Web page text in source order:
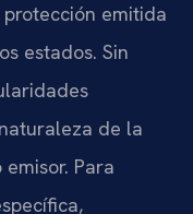
emitida
estados. Sin
de la
Para